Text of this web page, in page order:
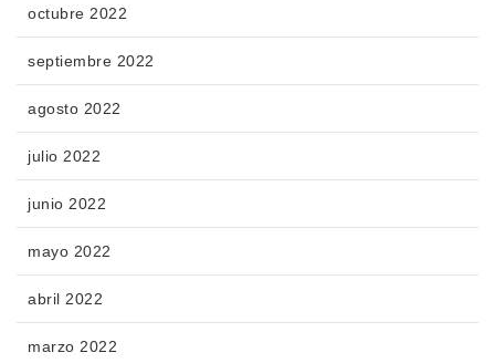
octubre 2022
septiembre 2022
agosto 2022
julio 2022
junio 2022
mayo 2022
abril 2022
marzo 2022